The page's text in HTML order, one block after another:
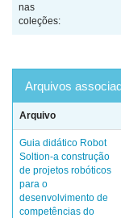
nas
coleções:
Arquivos
Arquivo
Guia didático Robot
Soltion-a construção
de projetos robóticos
para o
desenvolvimento de
competências do